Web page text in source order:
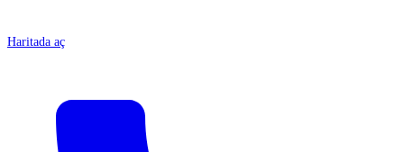
Haritada aç